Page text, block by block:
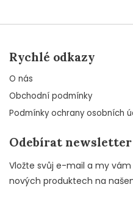
Rychlé odkazy
O nás
Obchodní podmínky
Podmínky ochrany osobních
Odebírat newsletter
Vložte svůj e-mail a my
nových produktech na